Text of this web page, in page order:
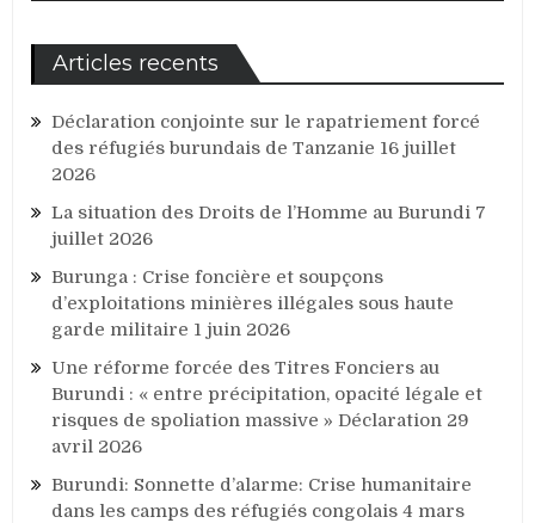
Articles recents
Déclaration conjointe sur le rapatriement forcé
des réfugiés burundais de Tanzanie 16 juillet
2026
La situation des Droits de l’Homme au Burundi 7
juillet 2026
Burunga : Crise foncière et soupçons
d’exploitations minières illégales sous haute
garde militaire 1 juin 2026
Une réforme forcée des Titres Fonciers au
Burundi : « entre précipitation, opacité légale et
risques de spoliation massive » Déclaration 29
avril 2026
Burundi: Sonnette d’alarme: Crise humanitaire
dans les camps des réfugiés congolais 4 mars